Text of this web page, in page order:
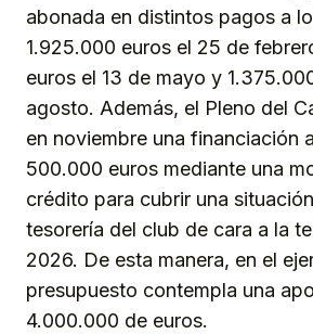
abonada en distintos pagos a
1.925.000 euros el 25 de
euros el 13 de mayo y
agosto. Además, el Pleno del
en noviembre una financiación
500.000 euros mediante una
crédito para cubrir una
tesorería del club de cara a la
2026. De esta manera, en el
presupuesto contempla una
4.000.000 de euros.